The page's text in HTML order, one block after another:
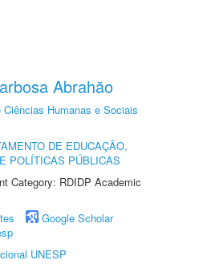
Abrahão
Ciências Humanas e Sociais
DE EDUCAÇÃO,
POLÍTICAS PÚBLICAS
Category: RDIDP Academic
Google Scholar
UNESP